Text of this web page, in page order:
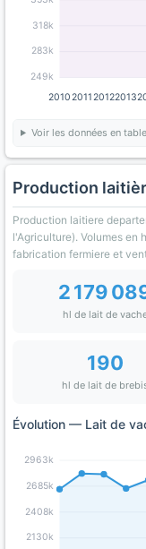
249k
283k
318k
2010201120122013
Voir les données en
Production
Production laitiere
l'Agriculture). Volumes en
fabrication fermiere et
2 179
hl de lait de
190
hl de lait de
Évolution — Lait de
2130k
2408k
2685k
2963k